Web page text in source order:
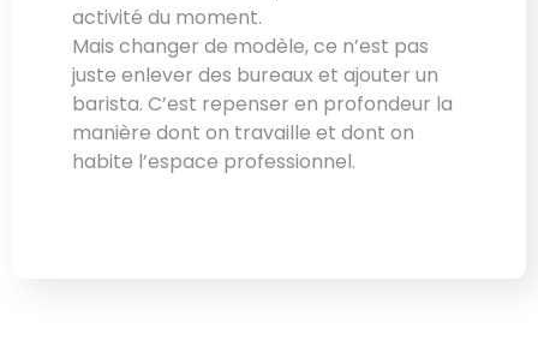
activité du moment.
Mais changer de modèle, ce n’est pas
juste enlever des bureaux et ajouter un
barista. C’est repenser en profondeur la
manière dont on travaille et dont on
habite l’espace professionnel.